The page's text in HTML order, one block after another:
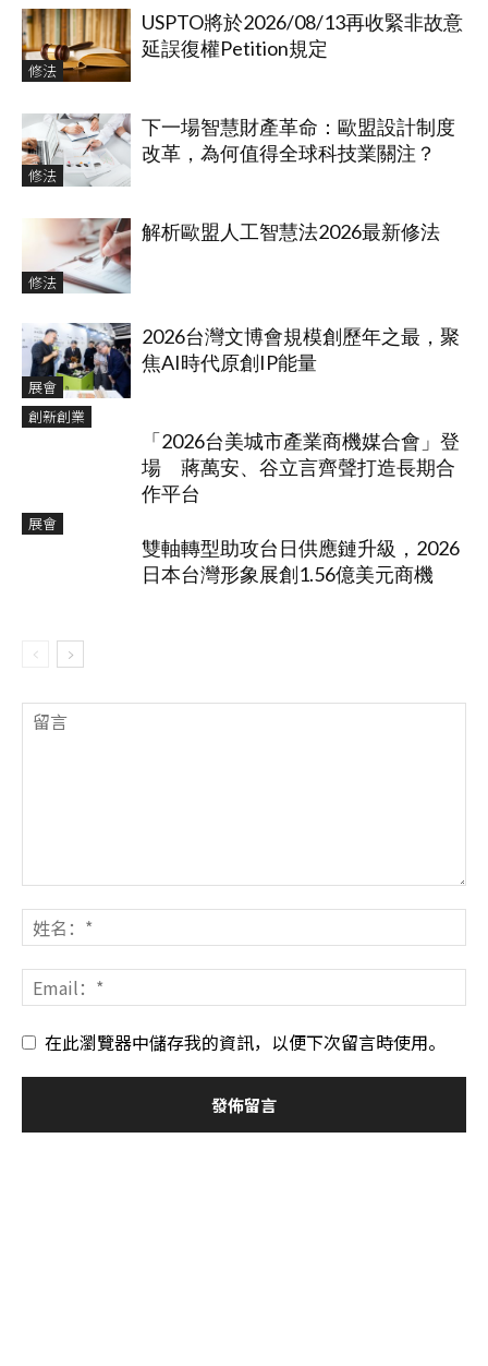
修法
USPTO將於2026/08/13再收緊非故意
延誤復權Petition規定
修法
下一場智慧財產革命：歐盟設計制度
改革，為何值得全球科技業關注？
修法
解析歐盟人工智慧法2026最新修法
展會
2026台灣文博會規模創歷年之最，聚
焦AI時代原創IP能量
創新創業
「2026台美城市產業商機媒合會」登
場 蔣萬安、谷立言齊聲打造長期合
作平台
展會
雙軸轉型助攻台日供應鏈升級，2026
日本台灣形象展創1.56億美元商機
在此瀏覽器中儲存我的資訊，以便下次留言時使用。